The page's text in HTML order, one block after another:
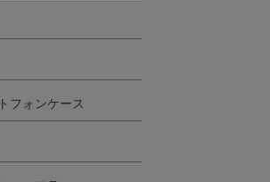
フォンケース